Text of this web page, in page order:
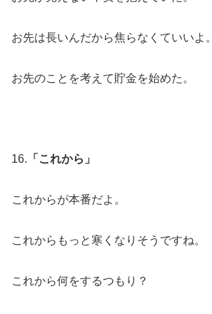
お先は長いんだから焦らなくていいよ。
お先のことを考えて貯金を始めた。
16. 「これから」
これからが本番だよ。
これからもっと寒くなりそうですね。
これから何をするつもり？